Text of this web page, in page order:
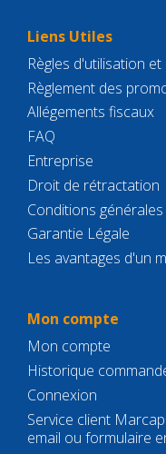
Liens Utiles
Règles d'utilisation
Règlement des
Allégements fiscaux
FAQ
Entreprise
Droit de rétractation
Conditions
Garantie Légale
Les avantages d'un
Mon compte
Mon compte
Historique
Connexion
Service client
email ou formulaire